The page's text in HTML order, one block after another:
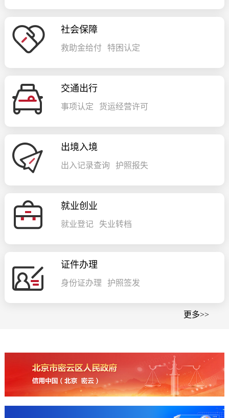
社会保障
救助金给付 特困认定
交通出行
事项认定 货运经营许可
出境入境
出入记录查询 护照报失
就业创业
就业登记 失业转档
证件办理
身份证办理 护照签发
更多>>